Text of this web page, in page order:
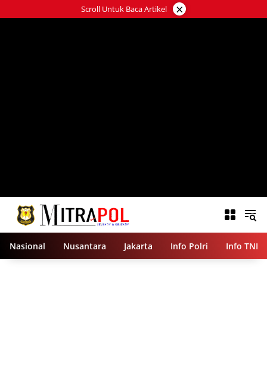
ke
Scroll Untuk Baca Artikel ×
Nasional Nusantara Jakarta Info Polri Info TNI